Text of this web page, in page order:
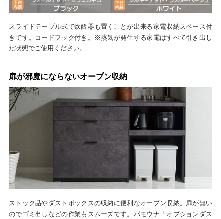
スライドテーブル式で炊飯器も置くことが出来る家電収納スペース付
きです。コードフック付き。※蒸気が発生する家電はすべて引き出し
た状態でご使用ください。
扉が邪魔にならないオープン収納
ストック品やダストボックスの収納に便利なオープン収納。扉が無い
のでゴミ出しなどの作業もスムーズです。パモウナ「オプションダス